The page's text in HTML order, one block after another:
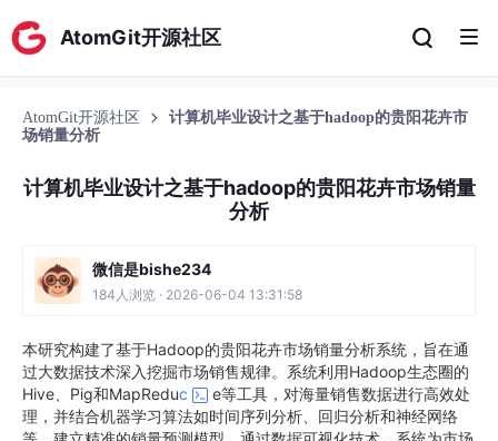
AtomGit开源社区
AtomGit开源社区
计算机毕业设计之基于hadoop的贵阳花卉市
场销量分析
计算机毕业设计之基于hadoop的贵阳花卉市场销量
分析
微信是bishe234
184人浏览 · 2026-06-04 13:31:58
本研究构建了基于Hadoop的贵阳花卉市场销量分析系统，旨在通
过大数据技术深入挖掘市场销售规律。系统利用Hadoop生态圈的
Hive、Pig和MapReduc
e等工具，对海量销售数据进行高效处
理，并结合机器学习算法如时间序列分析、回归分析和神经网络